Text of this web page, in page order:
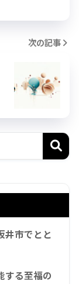
次の記事
井市でとと
する至福の